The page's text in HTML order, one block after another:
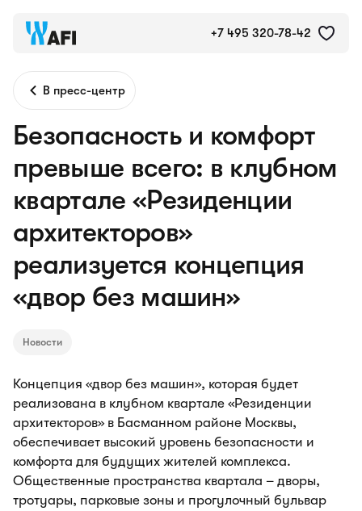
+7 495 320-78-42
В пресс-центр
Безопасность и комфорт
превыше всего: в клубном
квартале «Резиденции
архитекторов»
реализуется концепция
«двор без машин»
Новости
Концепция «двор без машин», которая будет
реализована в клубном квартале «Резиденции
архитекторов» в Басманном районе Москвы,
обеспечивает высокий уровень безопасности и
комфорта для будущих жителей комплекса.
Общественные пространства квартала – дворы,
тротуары, парковые зоны и прогулочный бульвар